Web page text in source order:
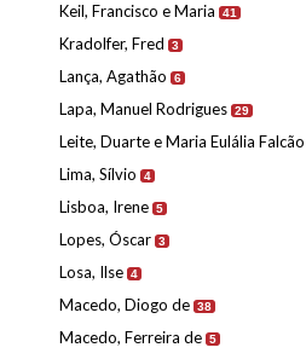
Keil, Francisco e Maria 41
Kradolfer, Fred 3
Lança, Agathão 6
Lapa, Manuel Rodrigues 29
Leite, Duarte e Maria Eulália Falcão
Lima, Sílvio 4
Lisboa, Irene 5
Lopes, Óscar 3
Losa, Ilse 4
Macedo, Diogo de 38
Macedo, Ferreira de 5